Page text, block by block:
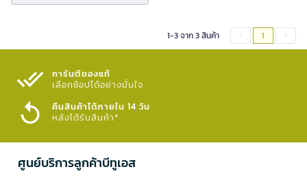
1-3 จาก 3 สินค้า 1
การันตีของแท้
เลือกช้อปได้อย่างมั่นใจ​
คืนสินค้าได้ภายใน 14 วัน
หลังได้รับสินค้า*
ศูนย์บริการลูกค้าบีทูเอส